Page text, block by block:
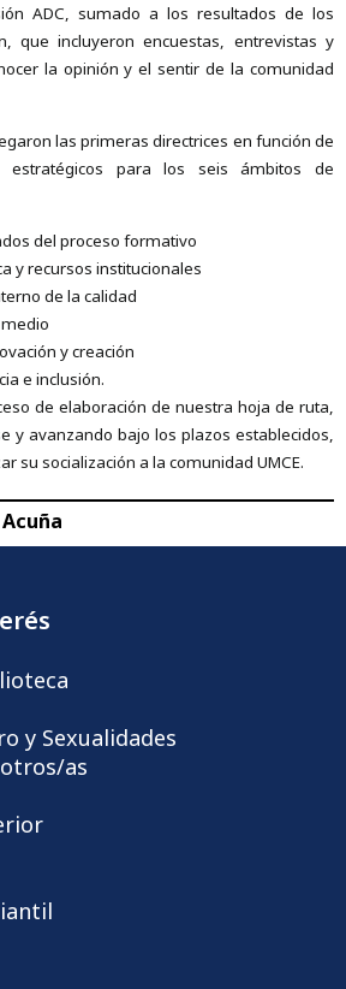
ADC, sumado a los resultados de los
que incluyeron encuestas, entrevistas y
la opinión y el sentir de la comunidad
las primeras directrices en función de
estratégicos para los seis ámbitos de
del proceso formativo
y recursos institucionales
de la calidad
y creación
e inclusión.
de elaboración de nuestra hoja de ruta,
y avanzando bajo los plazos establecidos,
su socialización a la comunidad UMCE.
y Sexualidades
as